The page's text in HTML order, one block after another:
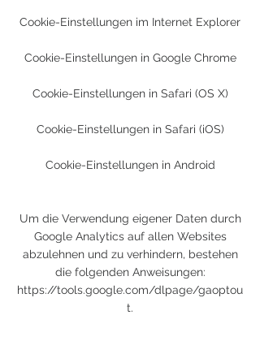
Cookie-Einstellungen im Internet Explorer
Cookie-Einstellungen in Google Chrome
Cookie-Einstellungen in Safari (OS X)
Cookie-Einstellungen in Safari (iOS)
Cookie-Einstellungen in Android
Um die Verwendung eigener Daten durch
Google Analytics auf allen Websites
abzulehnen und zu verhindern, bestehen
die folgenden Anweisungen:
https://tools.google.com/dlpage/gaoptou
t.